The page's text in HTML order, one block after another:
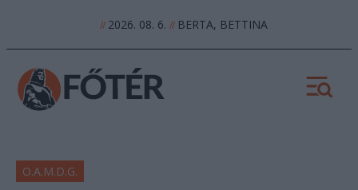
//2026. 08. 6. //BERTA, BETTINA
O.A.M.D.G.